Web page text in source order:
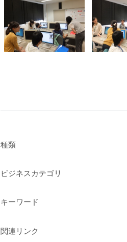
種類
ビジネスカテゴリ
キーワード
関連リンク